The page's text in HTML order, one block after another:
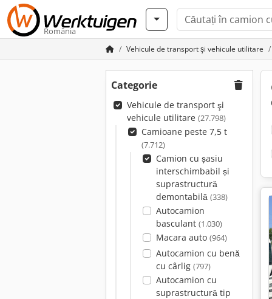
România
Vehicule de transport şi vehicule utilitare
Categorie
Vehicule de transport şi
vehicule utilitare (27.798)
Camioane peste 7,5 t
(7.712)
Camion cu șasiu
interschimbabil și
suprastructură
demontabilă (338)
Autocamion
basculant (1.030)
Macara auto (964)
Autocamion cu benă
cu cârlig (797)
Autocamion cu
suprastructură tip